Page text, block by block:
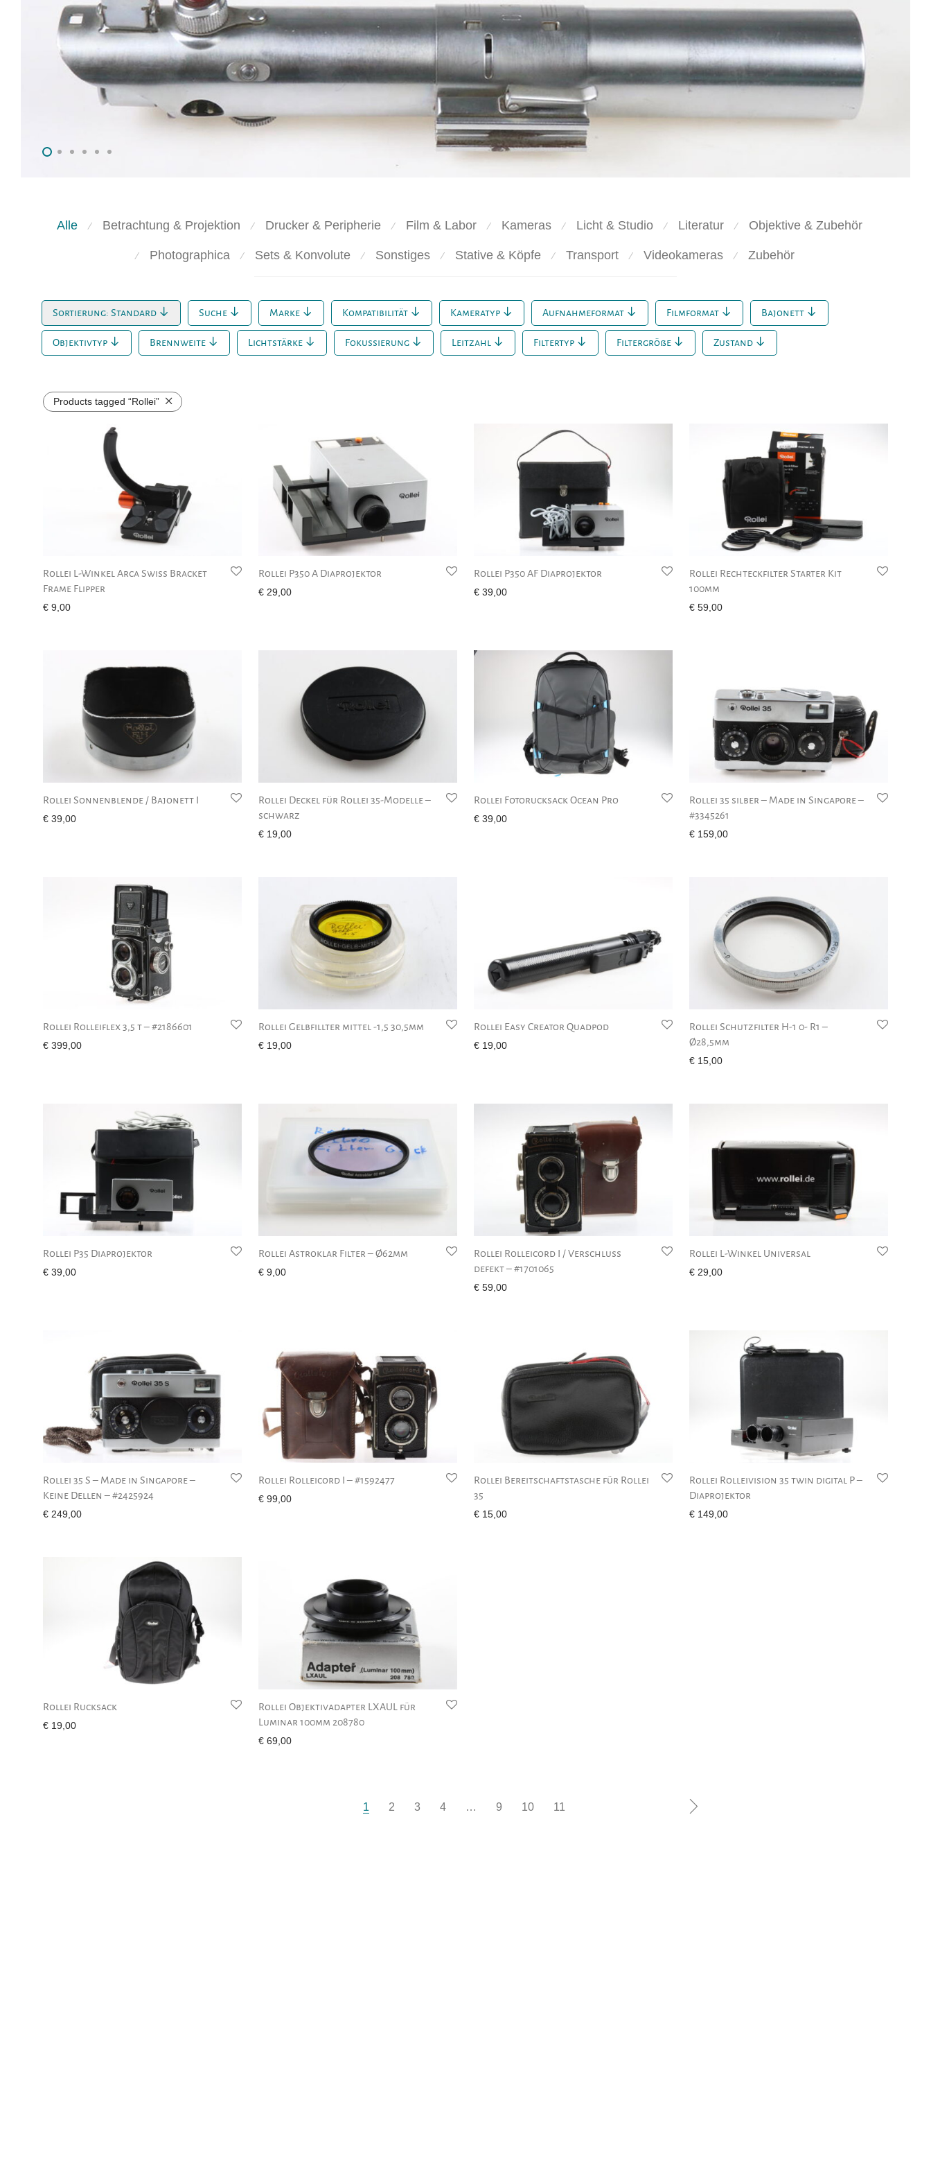
Alle ⁄ Betrachtung & Projektion ⁄ Drucker & Peripherie ⁄ Film & Labor ⁄ Kameras ⁄ Licht & Studio ⁄ Literatur ⁄ Objektive & Zubehör
⁄ Photographica ⁄ Sets & Konvolute ⁄ Sonstiges ⁄ Stative & Köpfe ⁄ Transport ⁄ Videokameras ⁄ Zubehör
Sortierung: Standard Suche Marke Kompatibilität Kameratyp Aufnahmeformat Filmformat Bajonett
Objektivtyp Brennweite Lichtstärke Fokussierung Leitzahl Filtertyp Filtergröße Zustand
Products tagged “Rollei”
Rollei L-Winkel Arca Swiss Bracket
Frame Flipper
€ 9,00
Rollei P350 A Diaprojektor
€ 29,00
Rollei P350 AF Diaprojektor
€ 39,00
Rollei Rechteckfilter Starter Kit
100mm
€ 59,00
Rollei Sonnenblende / Bajonett I
€ 39,00
Rollei Deckel für Rollei 35-Modelle –
schwarz
€ 19,00
Rollei Fotorucksack Ocean Pro
€ 39,00
Rollei 35 silber – Made in Singapore –
#3345261
€ 159,00
Rollei Rolleiflex 3,5 t – #2186601
€ 399,00
Rollei Gelbfillter mittel -1,5 30,5mm
€ 19,00
Rollei Easy Creator Quadpod
€ 19,00
Rollei Schutzfilter H-1 0- R1 –
Ø28,5mm
€ 15,00
Rollei P35 Diaprojektor
€ 39,00
Rollei Astroklar Filter – Ø62mm
€ 9,00
Rollei Rolleicord I / Verschluss
defekt – #1701065
€ 59,00
Rollei L-Winkel Universal
€ 29,00
Rollei 35 S – Made in Singapore –
Keine Dellen – #2425924
€ 249,00
Rollei Rolleicord I – #1592477
€ 99,00
Rollei Bereitschaftstasche für Rollei
35
€ 15,00
Rollei Rolleivision 35 twin digital P –
Diaprojektor
€ 149,00
Rollei Rucksack
€ 19,00
Rollei Objektivadapter LXAUL für
Luminar 100mm 208780
€ 69,00
1 2 3 4 … 9 10 11